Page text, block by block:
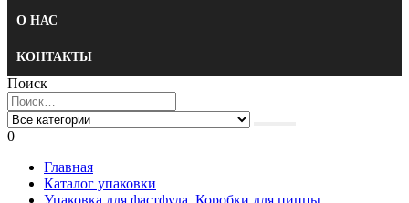
О НАС
КОНТАКТЫ
Поиск
0
Главная
Каталог упаковки
Упаковка для фастфуда, Коробки для пиццы